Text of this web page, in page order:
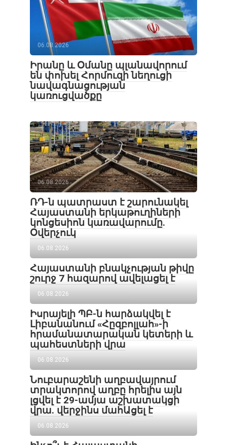
06.08.2026
Իրանը և Օմանը պլանավորում
են փոխել Հորմուզի նեղուցի
նավագնացության
կառուցվածքը
06.08.2026
ՌԴ-ն պատրաստ է շարունակել
Հայաստանի երկաթուղիների
կոնցեսիոն կառավարումը.
Օվերչուկ
06.08.2026
Հայաստանի բնակչության թիվը
շուրջ 7 հազարով ավելացել է
06.08.2026
Իսրայելի ՊԲ-ն հարձակվել է
Լիբանանում «Հըզբոլլահ»-ի
հրամանատարական կետերի և
պահեստների վրա
06.08.2026
Նուբարաշենի աղբավայրում
տրակտորով աղբը հրելիս այն
լցվել է 29-ամյա աշխատակցի
վրա. վերջինս մահԱցել է
06.08.2026